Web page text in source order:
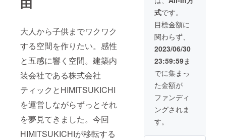
大人から子供までワクワク
する空間を作りたい。感性
と五感に響く空間。建築内
装会社である株式会社
ティックとHIMITSUKICHI
を運営しながらずっとそれ
を夢見てきました。今回
HIMITSUKICHIが移転する
メール
での受
け渡し
となり
ます。
■バーベ
キュー
ご利用
につい
て ※ご
予約は
メール
または
お電話
す。
せん。
※ご利用
時のお
釣りは
出ませ
ん。
分） ④
バーベ
キュー
施設利
用料＆
道具一
式貸し
出し
サービ
ス ■企
業名掲
載につ
いて ※
備考欄
業名を
のメッ
セージ
②屋外
ステー
ジの命
名権 ➂
屋外ス
テージ
内ボー
ドに支
援者様
名を掲
示 ■備
考 ※備
の屋外
式です。
目標金額に
関わらず、
2023/06/30
23:59:59ま
でに集まっ
た金額が
ファンディ
ングされま
す。